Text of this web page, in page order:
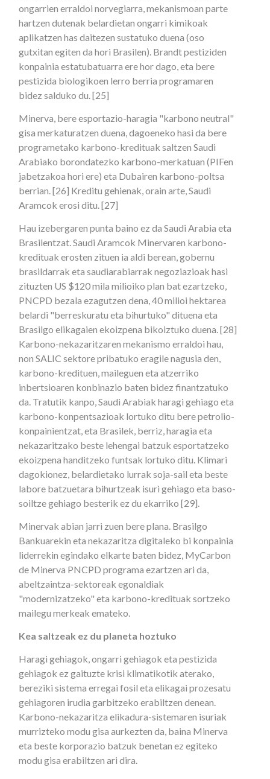
ongarrien erraldoi norvegiarra, mekanismoan parte
hartzen dutenak belardietan ongarri kimikoak
aplikatzen has daitezen sustatuko duena (oso
gutxitan egiten da hori Brasilen). Brandt pestiziden
konpainia estatubatuarra ere hor dago, eta bere
pestizida biologikoen lerro berria programaren
bidez salduko du. [25]
Minerva, bere esportazio-haragia "karbono neutral"
gisa merkaturatzen duena, dagoeneko hasi da bere
programetako karbono-kredituak saltzen Saudi
Arabiako borondatezko karbono-merkatuan (PIFen
jabetzakoa hori ere) eta Dubairen karbono-poltsa
berrian. [26] Kreditu gehienak, orain arte, Saudi
Aramcok erosi ditu. [27]
Hau izebergaren punta baino ez da Saudi Arabia eta
Brasilentzat. Saudi Aramcok Minervaren karbono-
kredituak erosten zituen ia aldi berean, gobernu
brasildarrak eta saudiarabiarrak negoziazioak hasi
zituzten US $120 mila milioiko plan bat ezartzeko,
PNCPD bezala ezagutzen dena, 40 milioi hektarea
belardi "berreskuratu eta bihurtuko" dituena eta
Brasilgo elikagaien ekoizpena bikoiztuko duena. [28]
Karbono-nekazaritzaren mekanismo erraldoi hau,
non SALIC sektore pribatuko eragile nagusia den,
karbono-kredituen, maileguen eta atzerriko
inbertsioaren konbinazio baten bidez finantzatuko
da. Tratutik kanpo, Saudi Arabiak haragi gehiago eta
karbono-konpentsazioak lortuko ditu bere petrolio-
konpainientzat, eta Brasilek, berriz, haragia eta
nekazaritzako beste lehengai batzuk esportatzeko
ekoizpena handitzeko funtsak lortuko ditu. Klimari
dagokionez, belardietako lurrak soja-sail eta beste
labore batzuetara bihurtzeak isuri gehiago eta baso-
soiltze gehiago besterik ez du ekarriko [29].
Minervak abian jarri zuen bere plana. Brasilgo
Bankuarekin eta nekazaritza digitaleko bi konpainia
liderrekin egindako elkarte baten bidez, MyCarbon
de Minerva PNCPD programa ezartzen ari da,
abeltzaintza-sektoreak egonaldiak
"modernizatzeko" eta karbono-kredituak sortzeko
mailegu merkeak emateko.
Kea saltzeak ez du planeta hoztuko
Haragi gehiagok, ongarri gehiagok eta pestizida
gehiagok ez gaituzte krisi klimatikotik aterako,
bereziki sistema erregai fosil eta elikagai prozesatu
gehiagoren irudia garbitzeko erabiltzen denean.
Karbono-nekazaritza elikadura-sistemaren isuriak
murrizteko modu gisa aurkezten da, baina Minerva
eta beste korporazio batzuk benetan ez egiteko
modu gisa erabiltzen ari dira.